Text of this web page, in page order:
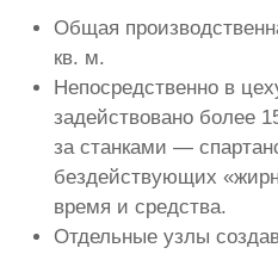
Общая
кв. м.
Непосредственно в
задействовано более
за станками —
бездействующих
время и средства.
Отдельные узлы